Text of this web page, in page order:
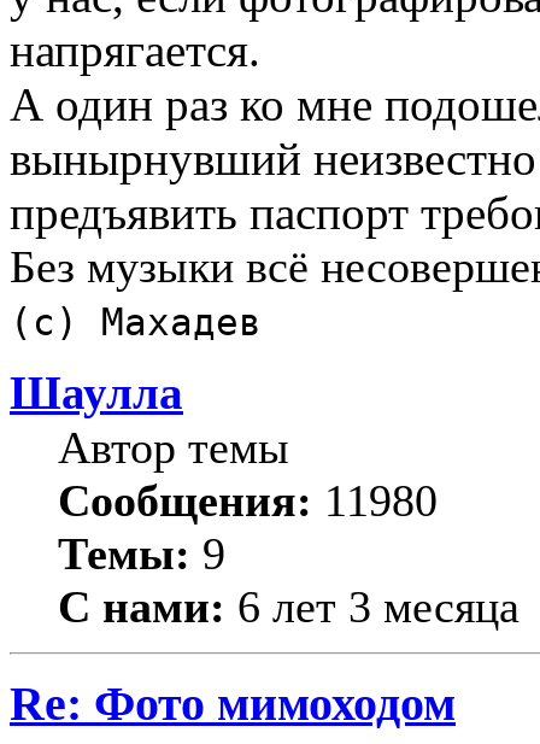
напрягается.
А один раз ко мне
вынырнувший
предъявить паспорт
Без музыки всё
(с) Махадев
Шаулла
Автор темы
Сообщения: 11980
Темы: 9
С нами: 6 лет 3 месяца
Re: Фото мимоходом